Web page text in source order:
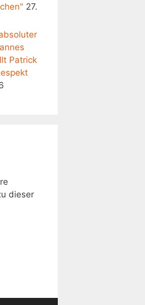
27.
Patrick
dieser